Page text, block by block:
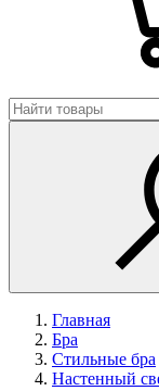
Главная
Бра
Стильные бра
Настенный